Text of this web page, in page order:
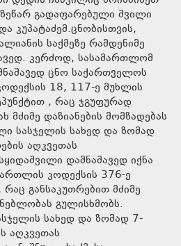
გადაფარებული შვილი
კუპატაძემ.ცნობისთვის,
საქმეზე რამდენიმე
კერძოდ, სასამართლომ
ცნო საქართველოს
18, 117-ე მუხლის
, რაც ჯგუფურად
მძიმე დაზიანების მომზადებას
სასჯელის სახედ და ზომად
აღკვეთას
დამნაშავედ იქნა
კოდექსის 376-ე
განსაკუთრებით მძიმე
გულისხმობს.
სახედ და ზომად 7-
აღკვეთას